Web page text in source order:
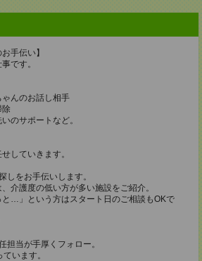
手伝い】
です。
ゃんのお話し相手
除
のサポートなど。
していきます。
しをお手伝いします。
介護度の低い方が多い施設をご紹介。
と…」という方はスタート日のご相談もOKで
担当が手厚くフォロー。
います。